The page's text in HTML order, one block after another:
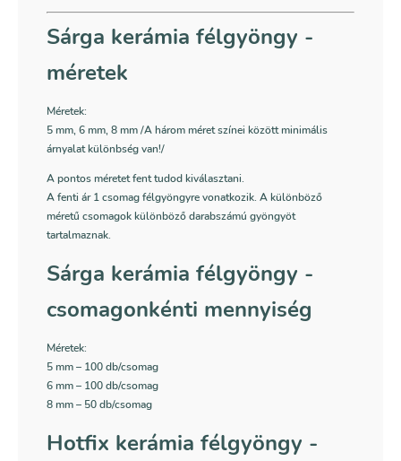
Sárga kerámia félgyöngy -
méretek
Méretek:
5 mm, 6 mm, 8 mm /A három méret színei között minimális
árnyalat különbség van!/
A pontos méretet fent tudod kiválasztani.
A fenti ár 1 csomag félgyöngyre vonatkozik. A különböző
méretű csomagok különböző darabszámú gyöngyöt
tartalmaznak.
Sárga kerámia félgyöngy -
csomagonkénti mennyiség
Méretek:
5 mm – 100 db/csomag
6 mm – 100 db/csomag
8 mm – 50 db/csomag
Hotfix kerámia félgyöngy -